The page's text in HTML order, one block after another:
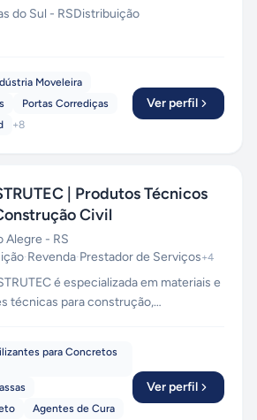
do Sul - RSDistribuição
Moveleira
Portas Corrediças
+8
Ver perfil
| Produtos Técnicos
Civil
Alegre - RS
·Revenda·Prestador de Serviços+4
é especializada em materiais e
técnicas para construção,
Registrada no CREA RS e membro
do Instituto Brasileiro de
a Construtec investe na
para Concretos
Agentes de Cura
Ver perfil